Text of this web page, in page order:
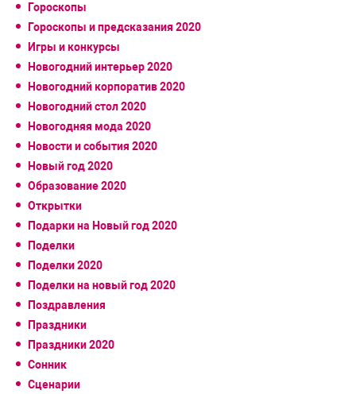
Гороскопы
Гороскопы и предсказания 2020
Игры и конкурсы
Новогодний интерьер 2020
Новогодний корпоратив 2020
Новогодний стол 2020
Новогодняя мода 2020
Новости и события 2020
Новый год 2020
Образование 2020
Открытки
Подарки на Новый год 2020
Поделки
Поделки 2020
Поделки на новый год 2020
Поздравления
Праздники
Праздники 2020
Сонник
Сценарии